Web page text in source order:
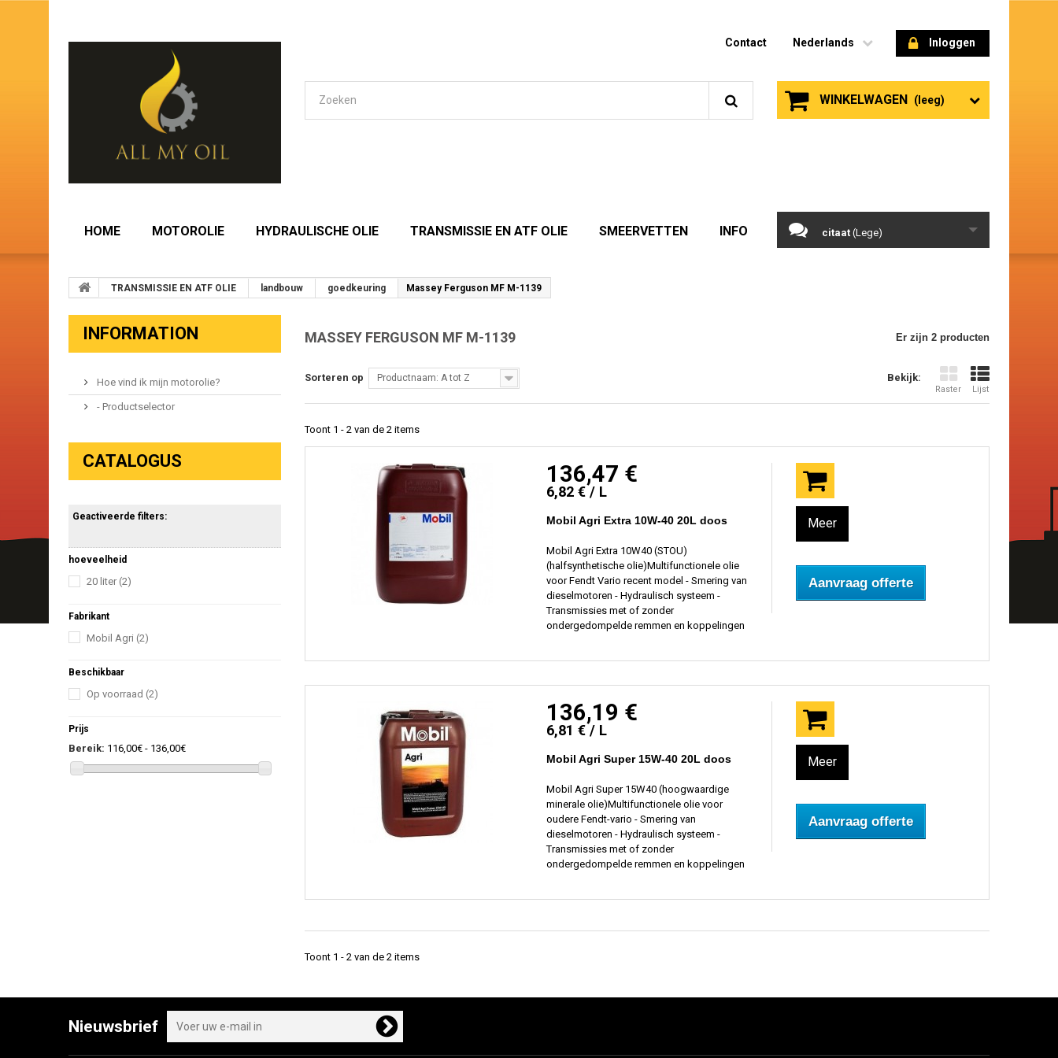
Inloggen
Nederlands
Contact
WINKELWAGEN (leeg)
HOME MOTOROLIE HYDRAULISCHE OLIE TRANSMISSIE EN ATF OLIE SMEERVETTEN INFO citaat (Lege)
TRANSMISSIE EN ATF OLIE landbouw goedkeuring Massey Ferguson MF M-1139
INFORMATION
Hoe vind ik mijn motorolie?
- Productselector
CATALOGUS
Geactiveerde filters:
hoeveelheid
20 liter (2)
Fabrikant
Mobil Agri (2)
Beschikbaar
Op voorraad (2)
Prijs
Bereik: 116,00€ - 136,00€
MASSEY FERGUSON MF M-1139 Er zijn 2 producten
Bekijk:
Raster Lijst
Sorteren op Productnaam: A tot Z
Toont 1 - 2 van de 2 items
136,47 €
6,82 € / L
Mobil Agri Extra 10W-40 20L doos
Mobil Agri Extra 10W40 (STOU)
(halfsynthetische olie)Multifunctionele olie
voor Fendt Vario recent model - Smering van
dieselmotoren - Hydraulisch systeem -
Transmissies met of zonder
ondergedompelde remmen en koppelingen
Meer
Aanvraag offerte
136,19 €
6,81 € / L
Mobil Agri Super 15W-40 20L doos
Mobil Agri Super 15W40 (hoogwaardige
minerale olie)Multifunctionele olie voor
oudere Fendt-vario - Smering van
dieselmotoren - Hydraulisch systeem -
Transmissies met of zonder
ondergedompelde remmen en koppelingen
Meer
Aanvraag offerte
Toont 1 - 2 van de 2 items
Nieuwsbrief